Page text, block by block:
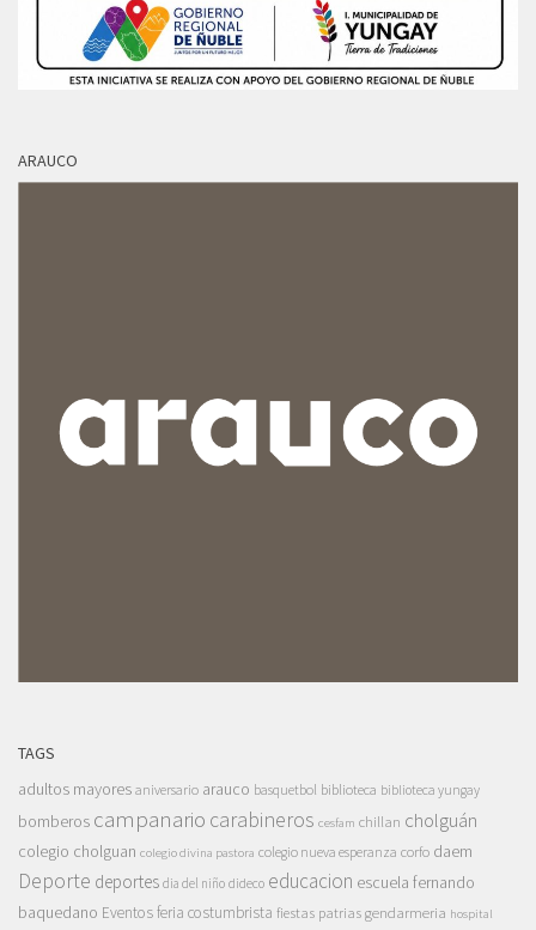
ARAUCO
TAGS
adultos mayores aniversario arauco basquetbol biblioteca biblioteca yungay
bomberos campanario carabineros cesfam chillan cholguán
colegio cholguan colegio divina pastora colegio nueva esperanza corfo daem
Deporte deportes dia del niño dideco educacion escuela fernando
baquedano Eventosferia costumbrista fiestas patrias gendarmeria hospital